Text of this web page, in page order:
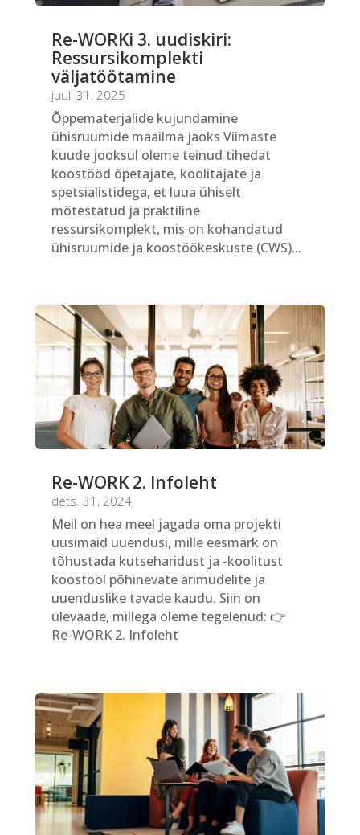
Re-WORKi 3. uudiskiri:
Ressursikomplekti
väljatöötamine
juuli 31, 2025
Õppematerjalide kujundamine
ühisruumide maailma jaoks Viimaste
kuude jooksul oleme teinud tihedat
koostööd õpetajate, koolitajate ja
spetsialistidega, et luua ühiselt
mõtestatud ja praktiline
ressursikomplekt, mis on kohandatud
ühisruumide ja koostöökeskuste (CWS)...
Re-WORK 2. Infoleht
dets. 31, 2024
Meil on hea meel jagada oma projekti
uusimaid uuendusi, mille eesmärk on
tõhustada kutseharidust ja -koolitust
koostööl põhinevate ärimudelite ja
uuenduslike tavade kaudu. Siin on
ülevaade, millega oleme tegelenud: 👉
Re-WORK 2. Infoleht